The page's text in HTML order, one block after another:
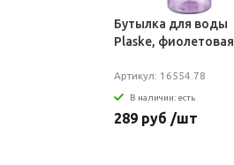
Бутылка для воды
Plaske, фиолетовая
Артикул: 16554.78
В наличии: есть
289 руб /шт